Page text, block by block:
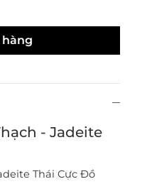
hàng
- Jadeite
Thái Cực Đồ